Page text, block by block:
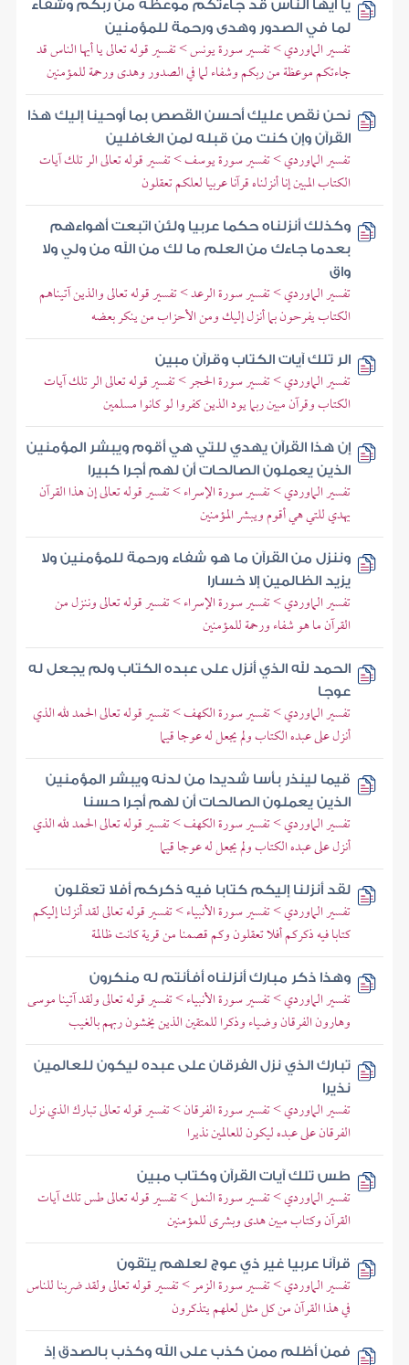
يا أيها الناس قد جاءتكم موعظة من ربكم وشفاء
لما في الصدور وهدى ورحمة للمؤمنين
تفسير الماوردي > تفسير سورة يونس > تفسير قوله تعالى يا أيها الناس قد
جاءتكم موعظة من ربكم وشفاء لما في الصدور وهدى ورحمة للمؤمنين
نحن نقص عليك أحسن القصص بما أوحينا إليك هذا
القرآن وإن كنت من قبله لمن الغافلين
تفسير الماوردي > تفسير سورة يوسف > تفسير قوله تعالى الر تلك آيات
الكتاب المبين إنا أنزلناه قرآنا عربيا لعلكم تعقلون
وكذلك أنزلناه حكما عربيا ولئن اتبعت أهواءهم
بعدما جاءك من العلم ما لك من الله من ولي ولا
واق
تفسير الماوردي > تفسير سورة الرعد > تفسير قوله تعالى والذين آتيناهم
الكتاب يفرحون بما أنزل إليك ومن الأحزاب من ينكر بعضه
الر تلك آيات الكتاب وقرآن مبين
تفسير الماوردي > تفسير سورة الحجر > تفسير قوله تعالى الر تلك آيات
الكتاب وقرآن مبين ربما يود الذين كفروا لو كانوا مسلمين
إن هذا القرآن يهدي للتي هي أقوم ويبشر المؤمنين
الذين يعملون الصالحات أن لهم أجرا كبيرا
تفسير الماوردي > تفسير سورة الإسراء > تفسير قوله تعالى إن هذا القرآن
يهدي للتي هي أقوم ويبشر المؤمنين
وننزل من القرآن ما هو شفاء ورحمة للمؤمنين ولا
يزيد الظالمين إلا خسارا
تفسير الماوردي > تفسير سورة الإسراء > تفسير قوله تعالى وننزل من
القرآن ما هو شفاء ورحمة للمؤمنين
الحمد لله الذي أنزل على عبده الكتاب ولم يجعل له
عوجا
تفسير الماوردي > تفسير سورة الكهف > تفسير قوله تعالى الحمد لله الذي
أنزل على عبده الكتاب ولم يجعل له عوجا قيما
قيما لينذر بأسا شديدا من لدنه ويبشر المؤمنين
الذين يعملون الصالحات أن لهم أجرا حسنا
تفسير الماوردي > تفسير سورة الكهف > تفسير قوله تعالى الحمد لله الذي
أنزل على عبده الكتاب ولم يجعل له عوجا قيما
لقد أنزلنا إليكم كتابا فيه ذكركم أفلا تعقلون
تفسير الماوردي > تفسير سورة الأنبياء > تفسير قوله تعالى لقد أنزلنا إليكم
كتابا فيه ذكركم أفلا تعقلون وكم قصمنا من قرية كانت ظالمة
وهذا ذكر مبارك أنزلناه أفأنتم له منكرون
تفسير الماوردي > تفسير سورة الأنبياء > تفسير قوله تعالى ولقد آتينا موسى
وهارون الفرقان وضياء وذكرا للمتقين الذين يخشون ربهم بالغيب
تبارك الذي نزل الفرقان على عبده ليكون للعالمين
نذيرا
تفسير الماوردي > تفسير سورة الفرقان > تفسير قوله تعالى تبارك الذي نزل
الفرقان على عبده ليكون للعالمين نذيرا
طس تلك آيات القرآن وكتاب مبين
تفسير الماوردي > تفسير سورة النمل > تفسير قوله تعالى طس تلك آيات
القرآن وكتاب مبين هدى وبشرى للمؤمنين
قرآنا عربيا غير ذي عوج لعلهم يتقون
تفسير الماوردي > تفسير سورة الزمر > تفسير قوله تعالى ولقد ضربنا للناس
في هذا القرآن من كل مثل لعلهم يتذكرون
فمن أظلم ممن كذب على الله وكذب بالصدق إذ